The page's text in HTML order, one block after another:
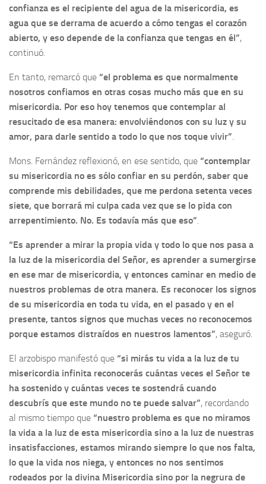
confianza es el recipiente del agua de la misericordia, es
agua que se derrama de acuerdo a cómo tengas el corazón
abierto, y eso depende de la confianza que tengas en él”,
continuó.
En tanto, remarcó que “el problema es que normalmente
nosotros confiamos en otras cosas mucho más que en su
misericordia. Por eso hoy tenemos que contemplar al
resucitado de esa manera: envolviéndonos con su luz y su
amor, para darle sentido a todo lo que nos toque vivir”.
Mons. Fernández reflexionó, en ese sentido, que “contemplar
su misericordia no es sólo confiar en su perdón, saber que
comprende mis debilidades, que me perdona setenta veces
siete, que borrará mi culpa cada vez que se lo pida con
arrepentimiento. No. Es todavía más que eso”.
“Es aprender a mirar la propia vida y todo lo que nos pasa a
la luz de la misericordia del Señor, es aprender a sumergirse
en ese mar de misericordia, y entonces caminar en medio de
nuestros problemas de otra manera. Es reconocer los signos
de su misericordia en toda tu vida, en el pasado y en el
presente, tantos signos que muchas veces no reconocemos
porque estamos distraídos en nuestros lamentos”, aseguró.
El arzobispo manifestó que “si mirás tu vida a la luz de tu
misericordia infinita reconocerás cuántas veces el Señor te
ha sostenido y cuántas veces te sostendrá cuando
descubrís que este mundo no te puede salvar”, recordando
al mismo tiempo que “nuestro problema es que no miramos
la vida a la luz de esta misericordia sino a la luz de nuestras
insatisfacciones, estamos mirando siempre lo que nos falta,
lo que la vida nos niega, y entonces no nos sentimos
rodeados por la divina Misericordia sino por la negrura de